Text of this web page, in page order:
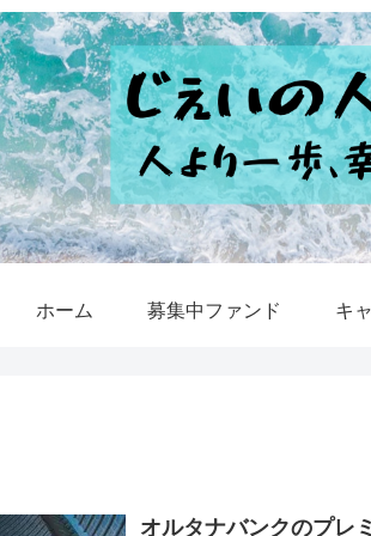
ホーム 募集中ファンド キ
オルタナバンクのプレ